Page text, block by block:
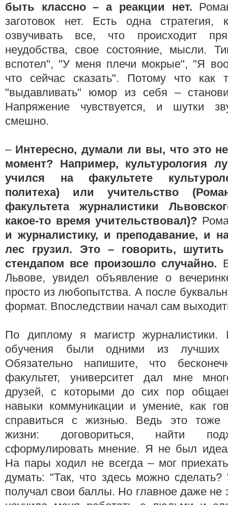
быть классно – а реакции нет.
заготовок нет. Есть одна стратегия,
озвучивать все, что происходит
неудобства, свое состояние, мысли.
вспотел", "У меня плечи мокрые", "Я
что сейчас сказать". Потому что как
"выдавливать" юмор из себя –
Напряжение чувствуется, и шутки
смешно.
– Интересно, думали ли вы, что это
момент? Например, культурология
учился на факультете
политеха) или учительство
факультета журналистики
какое-то время учительствовал)?
и журналистику, и преподавание, и
лес грузил. Это – говорить,
стендапом все произошло случайно.
Львове, увидел объявление о
просто из любопытства. А после
формат. Впоследствии начал сам
По диплому я магистр
обучения были одними из
Обязательно напишите, что
факультет, университет дал мне
друзей, с которыми до сих пор
навыки коммуникации и умение, как
справиться с жизнью. Ведь это тоже
жизни: договориться, найти
сформулировать мнение. Я не был
На пары ходил не всегда – мог
думать: "Так, что здесь можно
получал свои баллы. Но главное даже не